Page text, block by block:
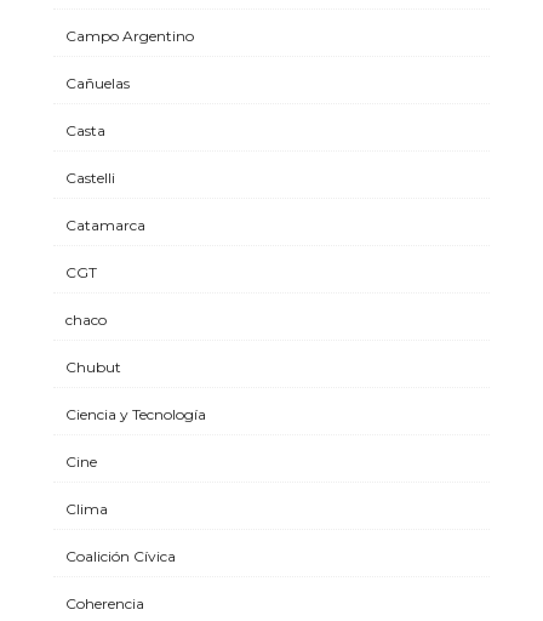
Campo Argentino
Cañuelas
Casta
Castelli
Catamarca
CGT
chaco
Chubut
Ciencia y Tecnología
Cine
Clima
Coalición Cívica
Coherencia